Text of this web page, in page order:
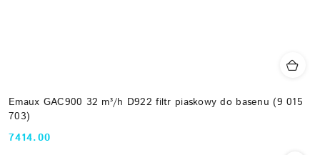
Emaux GAC900 32 m³/h D922 filtr piaskowy do basenu (9 015
703)
Cena:
7414.00